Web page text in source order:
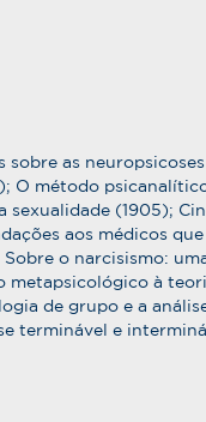
as
O método
(1905);
aos médicos
o narcisismo:
metapsicológico à
de grupo e a
terminável e